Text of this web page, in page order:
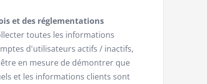
et des réglementations
toutes les informations
d'utilisateurs actifs / inactifs,
en mesure de démontrer que
et les informations clients sont